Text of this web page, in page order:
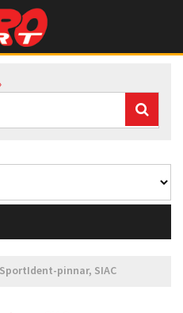
SportIdent-pinnar, SIAC